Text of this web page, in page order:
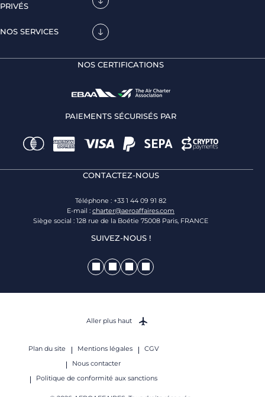
PRIVÉS
NOS SERVICES
NOS CERTIFICATIONS
PAIEMENTS SÉCURISÉS PAR
CONTACTEZ-NOUS
Téléphone : +33 1 44 09 91 82
E-mail : charter@aeroaffaires.com
Siège social : 128 rue de la Boétie 75008 Paris, FRANCE
SUIVEZ-NOUS !
Plan du site Mentions légales
CGV
Nous contacter
Politique de conformité aux sanctions
Aller plus haut